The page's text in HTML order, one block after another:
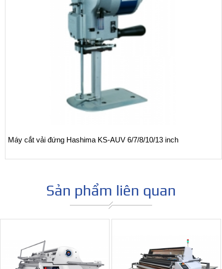
Máy cắt vải đứng Hashima KS-AUV 6/7/8/10/13 inch
Sản phẩm liên quan